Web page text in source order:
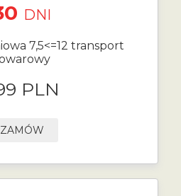
DNI
7,5<=12 transport
PLN
ZAMÓW